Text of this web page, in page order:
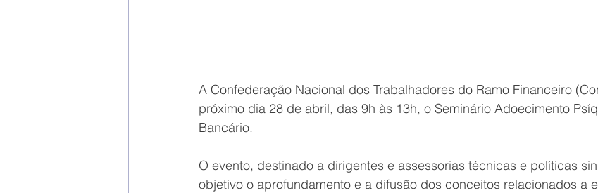
A Confederação Nacional dos Trabalhadores do Ramo Financeiro
próximo dia 28 de abril, das 9h às 13h, o Seminário Adoecimento
Bancário.
O evento, destinado a dirigentes e assessorias técnicas e políticas
objetivo o aprofundamento e a difusão dos conceitos relacionados a